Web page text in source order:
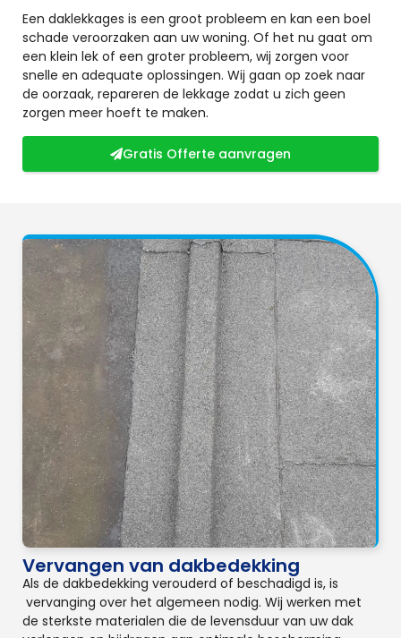
Een daklekkages is een groot probleem en kan een boel
schade veroorzaken aan uw woning. Of het nu gaat om
een klein lek of een groter probleem, wij zorgen voor
snelle en adequate oplossingen. Wij gaan op zoek naar
de oorzaak, repareren de lekkage zodat u zich geen
zorgen meer hoeft te maken.
Gratis Offerte aanvragen
Vervangen van dakbedekking
Als de dakbedekking verouderd of beschadigd is, is
vervanging over het algemeen nodig. Wij werken met
de sterkste materialen die de levensduur van uw dak